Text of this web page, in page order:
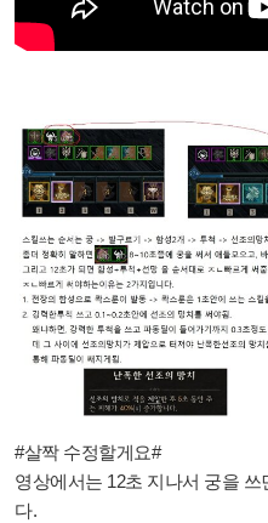
#살짝 수정할게요#
영상에서는 12초 지나서 궁을
다.